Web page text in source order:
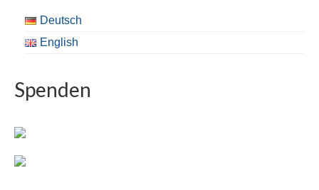
Deutsch
English
Spenden